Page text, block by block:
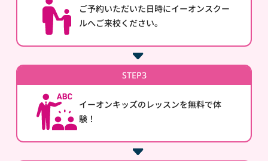
ご予約いただいた日時にイーオンスクー
ルへご来校ください。
STEP3
イーオンキッズのレッスンを無料で体
験！